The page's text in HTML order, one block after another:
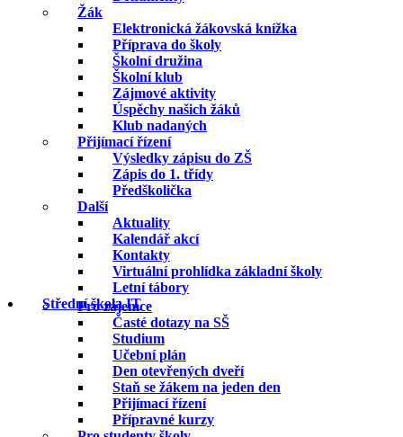
Žák
Elektronická žákovská knížka
Příprava do školy
Školní družina
Školní klub
Zájmové aktivity
Úspěchy našich žáků
Klub nadaných
Přijímací řízení
Výsledky zápisu do ZŠ
Zápis do 1. třídy
Předškolička
Další
Aktuality
Kalendář akcí
Kontakty
Virtuální prohlídka základní školy
Letní tábory
Střední škola IT
Pro zájemce
Časté dotazy na SŠ
Studium
Učební plán
Den otevřených dveří
Staň se žákem na jeden den
Přijímací řízení
Přípravné kurzy